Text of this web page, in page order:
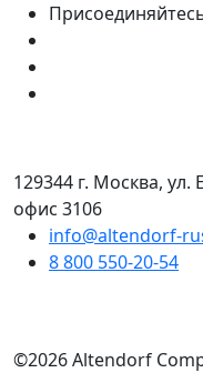
129344 г. Москва, ул.
офис 3106
info@altendorf-
8 800 550-20-54
©2026 Altendorf